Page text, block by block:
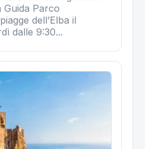
Guida Parco
dell’Elba il
dalle 9:30...